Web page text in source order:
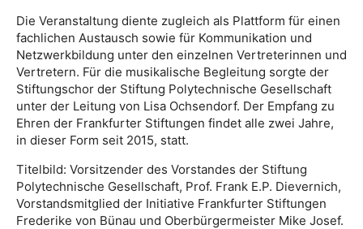
Die Veranstaltung diente zugleich als Plattform für einen
fachlichen Austausch sowie für Kommunikation und
Netzwerkbildung unter den einzelnen Vertreterinnen und
Vertretern. Für die musikalische Begleitung sorgte der
Stiftungschor der Stiftung Polytechnische Gesellschaft
unter der Leitung von Lisa Ochsendorf. Der Empfang zu
Ehren der Frankfurter Stiftungen findet alle zwei Jahre,
in dieser Form seit 2015, statt.
Titelbild: Vorsitzender des Vorstandes der Stiftung
Polytechnische Gesellschaft, Prof. Frank E.P. Dievernich,
Vorstandsmitglied der Initiative Frankfurter Stiftungen
Frederike von Bünau und Oberbürgermeister Mike Josef.